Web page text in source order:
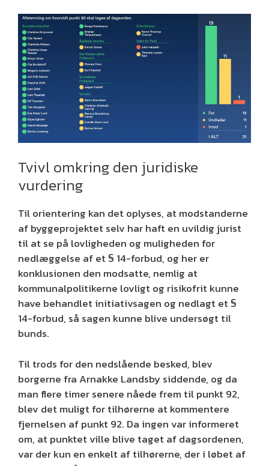
Tvivl omkring den juridiske
vurdering
Til orientering kan det oplyses, at modstanderne
af byggeprojektet selv har haft en uvildig jurist
til at se på lovligheden og muligheden for
nedlæggelse af et § 14-forbud, og her er
konklusionen den modsatte, nemlig at
kommunalpolitikerne lovligt og risikofrit kunne
have behandlet initiativsagen og nedlagt et §
14-forbud, så sagen kunne blive undersøgt til
bunds.
Til trods for den nedslående besked, blev
borgerne fra Arnakke Landsby siddende, og da
man flere timer senere nåede frem til punkt 92,
blev det muligt for tilhørerne at kommentere
fjernelsen af punkt 92. Da ingen var informeret
om, at punktet ville blive taget af dagsordenen,
var der kun en enkelt af tilhørerne, der i løbet af